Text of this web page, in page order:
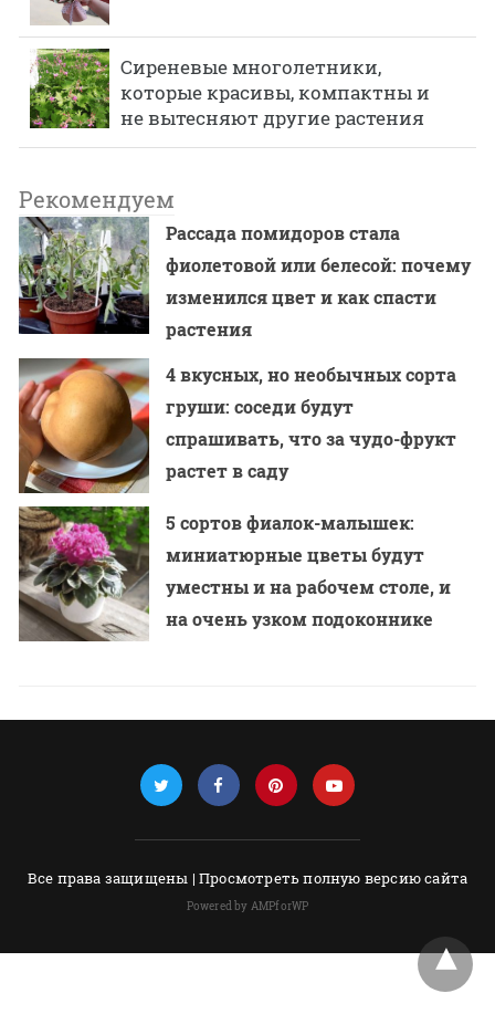
Сиреневые многолетники,
которые красивы, компактны и
не вытесняют другие растения
Рекомендуем
Рассада помидоров стала
фиолетовой или белесой: почему
изменился цвет и как спасти
растения
4 вкусных, но необычных сорта
груши: соседи будут
спрашивать, что за чудо-фрукт
растет в саду
5 сортов фиалок-малышек:
миниатюрные цветы будут
уместны и на рабочем столе, и
на очень узком подоконнике
Все права защищены | Просмотреть полную версию сайта
Powered by AMPforWP